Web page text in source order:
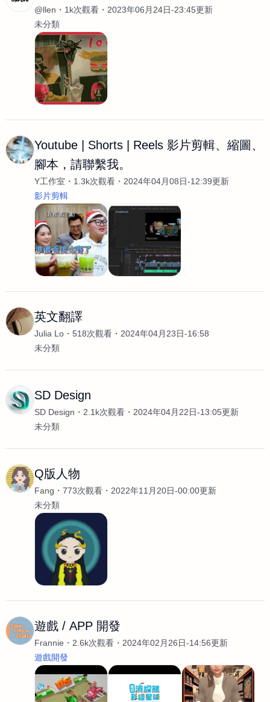
@llen 1k次觀看
2023年06月24日-23:45更新
未分類
Youtube | Shorts | Reels 影片剪輯、縮圖、
腳本，請聯繫我。
Y工作室 1.3k次觀看
2024年04月08日-12:39更新
影片剪輯
英文翻譯
Julia Lo 518次觀看
2024年04月23日-16:58
未分類
SD Design
SD Design 2.1k次觀看
2024年04月22日-13:05更新
未分類
Q版人物
Fang 773次觀看
2022年11月20日-00:00更新
未分類
遊戲 / APP 開發
Frannie 2.6k次觀看
2024年02月26日-14:56更新
遊戲開發